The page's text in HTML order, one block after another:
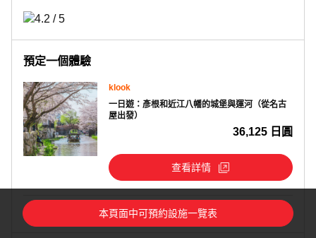
預定一個體驗
klook
一日遊：彥根和近江八幡的城堡與運河（從名古
屋出發）
36,125 日圓
查看詳情
請在合作網頁上，確認最新費用和相關內容。
本頁面中可預約設施一覽表